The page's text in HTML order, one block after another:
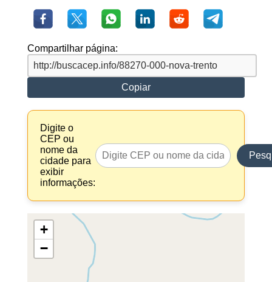
Compartilhar página:
Copiar
Digite o
CEP ou
nome da
cidade para
exibir
informações:
+
−